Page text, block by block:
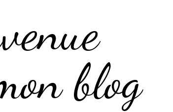
blog
blog